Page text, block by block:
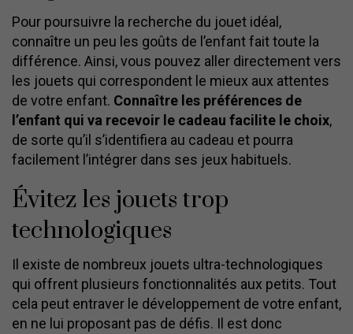
Pour poursuivre la recherche du jouet idéal,
connaître un peu les goûts de l’enfant fait toute la
différence. Ainsi, vous pouvez aller directement vers
les jouets qui correspondent le mieux aux attentes
de votre enfant. Connaître les préférences de
l’enfant qui va recevoir le cadeau facilite le choix,
de sorte qu’il s’identifiera au cadeau et pourra
facilement l’intégrer dans ses jeux habituels.
Évitez les jouets trop
technologiques
Il existe de nombreux jouets ultra-technologiques
qui offrent plusieurs fonctionnalités aux petits. Tout
cela peut entraver le développement de votre enfant,
en ne lui proposant pas de défis. Il est donc